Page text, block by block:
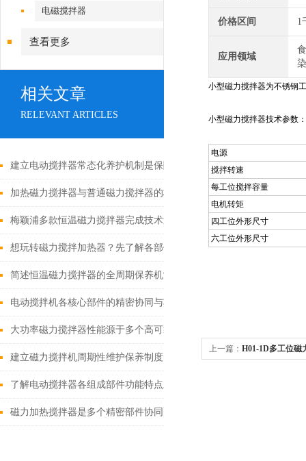
电磁搅拌器
查看更多
相关文章
RELEVANT ARTICLES
建立电动搅拌器常态化养护机制是保障实验与生产工作有序推进的关键
加热磁力搅拌器与普通磁力搅拌器的核心差异及应用优势
梅颖浦多款恒温磁力搅拌器完成技术迭代 数字化操控全面升级
想玩转磁力搅拌加热器？先了解各部件功能特点再说！
简述恒温磁力搅拌器的全周期保养机制
电动搅拌机各核心部件的精密协同与功能优化分享
大功率磁力搅拌器性能源于多个高可靠性功能模块的精密协同
建立磁力搅拌机周期性维护保养制度的重要性分享
了解电动搅拌器各组成部件功能特点才能更好的使用它
磁力加热搅拌器是多个精密部件协同配合的智慧结晶
价格区间 1
应用领域
染
小型磁力搅拌器为不锈钢
小型磁力搅拌器技术参数：
电源
搅拌转速
每工位搅拌容量
电机转矩
四工位外形尺寸
六工位外形尺寸
上一篇： H01-1D多工位磁